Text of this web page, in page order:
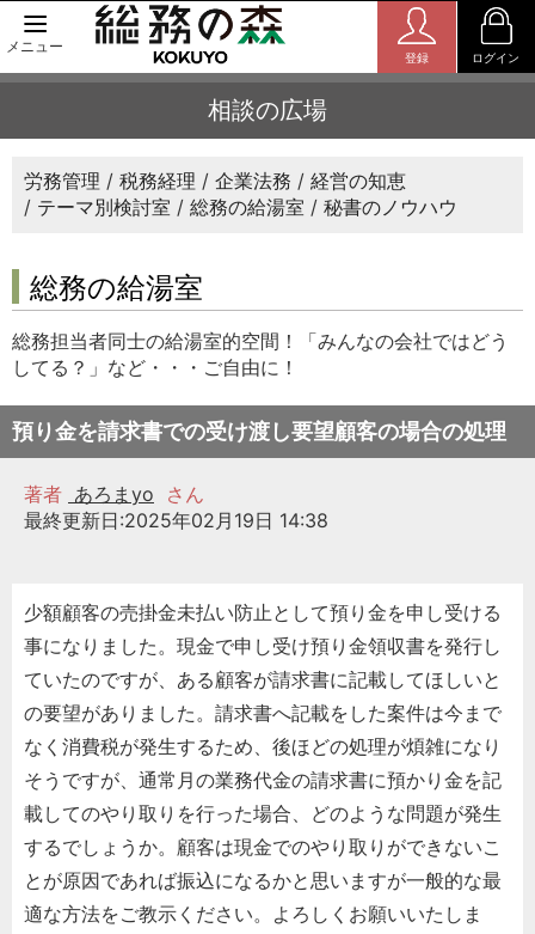
メニュー
登録 ログイン
相談の広場
労務管理 税務経理 企業法務
経営の知恵
テーマ別検討室
総務の給湯室 秘書のノウハウ
総務の給湯室
総務担当者同士の給湯室的空間！「みんなの会社ではどう
してる？」など・・・ご自由に！
預り金を請求書での受け渡し要望顧客の場合の処理
著者 あろまyo
さん
最終更新日:2025年02月19日 14:38
少額顧客の売掛金未払い防止として預り金を申し受ける
事になりました。現金で申し受け預り金領収書を発行し
ていたのですが、ある顧客が請求書に記載してほしいと
の要望がありました。請求書へ記載をした案件は今まで
なく消費税が発生するため、後ほどの処理が煩雑になり
そうですが、通常月の業務代金の請求書に預かり金を記
載してのやり取りを行った場合、どのような問題が発生
するでしょうか。顧客は現金でのやり取りができないこ
とが原因であれば振込になるかと思いますが一般的な最
適な方法をご教示ください。よろしくお願いいたしま